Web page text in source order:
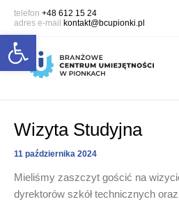
Open toolbar
telefon +48 612 15 24
adres e-mail kontakt@bcupionki.pl
Wizyta Studyjna
11 października 2024
Mieliśmy zaszczyt gościć na
dyrektorów szkół technicznych